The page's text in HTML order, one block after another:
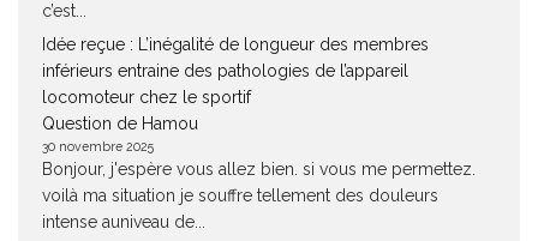
c’est...
Idée reçue : L’inégalité de longueur des membres
inférieurs entraine des pathologies de l’appareil
locomoteur chez le sportif
Question de Hamou
30 novembre 2025
Bonjour, j'espère vous allez bien. si vous me permettez.
voilà ma situation je souffre tellement des douleurs
intense auniveau de...